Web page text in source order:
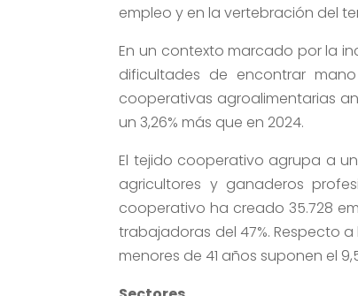
empleo y en la vertebración del
En un contexto marcado por la
dificultades de encontrar
cooperativas agroalimentarias
un 3,26% más que en 2024.
El tejido cooperativo agrupa a
agricultores y ganaderos
cooperativo ha creado 35.728
trabajadoras del 47%. Respecto
menores de 41 años suponen el